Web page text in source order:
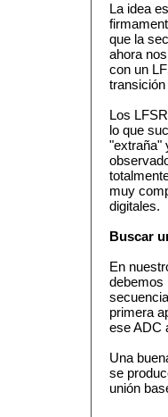
La idea
que la
ahora
con un
Los
lo que
"extraña"
muy
digitales.
Buscar
En
debemos
primera
ese ADC
Una
se
unión